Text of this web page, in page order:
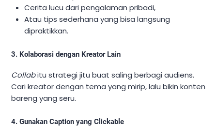
Cerita lucu dari pengalaman pribadi,
Atau tips sederhana yang bisa langsung
dipraktikkan.
3. Kolaborasi dengan Kreator Lain
Collabitu strategi jitu buat saling berbagi audiens.
Cari kreator dengan tema yang mirip, lalu bikin konten
bareng yang seru.
4. Gunakan Caption yang Clickable